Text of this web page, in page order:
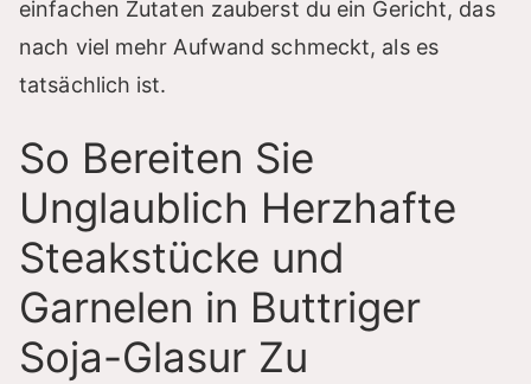
einfachen Zutaten zauberst du ein Gericht, das
nach viel mehr Aufwand schmeckt, als es
tatsächlich ist.
So Bereiten Sie
Unglaublich Herzhafte
Steakstücke und
Garnelen in Buttriger
Soja-Glasur Zu